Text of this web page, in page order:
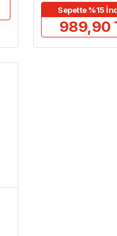
Sepette %15
989,90